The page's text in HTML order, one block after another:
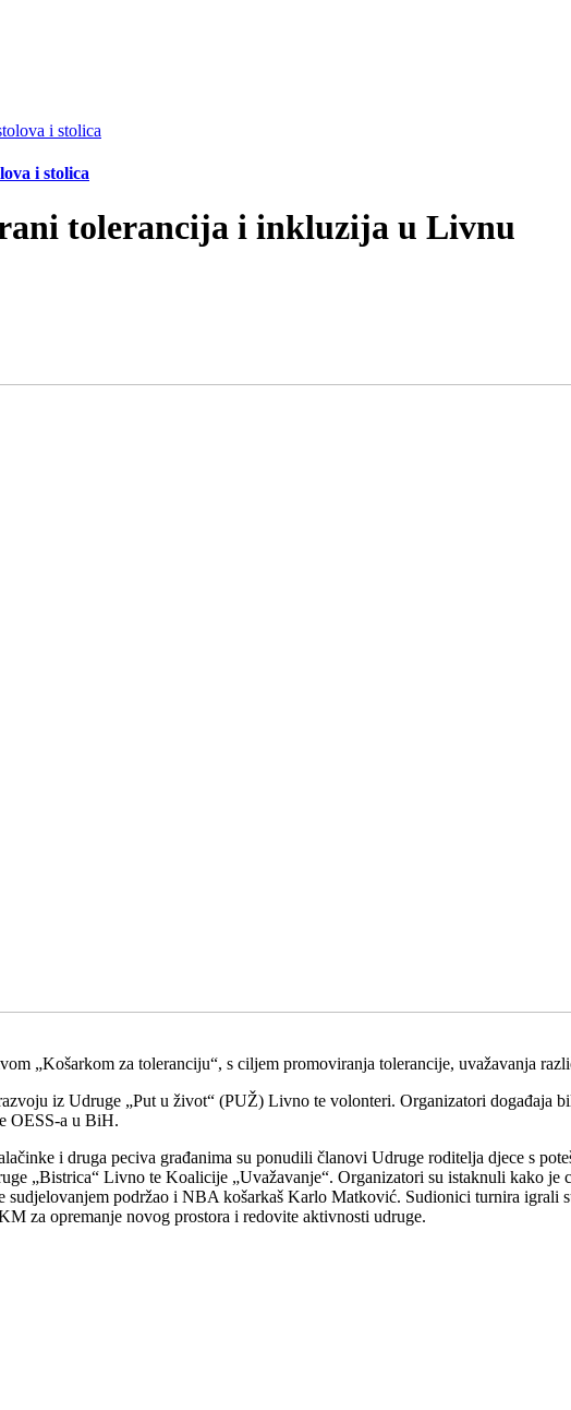
i stolica
tolerancija i inkluzija u Livnu
„Košarkom za toleranciju“, s ciljem promoviranja tolerancije, uvažavanja
iz Udruge „Put u život“ (PUŽ) Livno te volonteri. Organizatori događaja
OESS-a u BiH.
i druga peciva građanima su ponudili članovi Udruge roditelja djece s
„Bistrica“ Livno te Koalicije „Uvažavanje“. Organizatori su istaknuli kako
podržao i NBA košarkaš Karlo Matković. Sudionici turnira igrali
za opremanje novog prostora i redovite aktivnosti udruge.